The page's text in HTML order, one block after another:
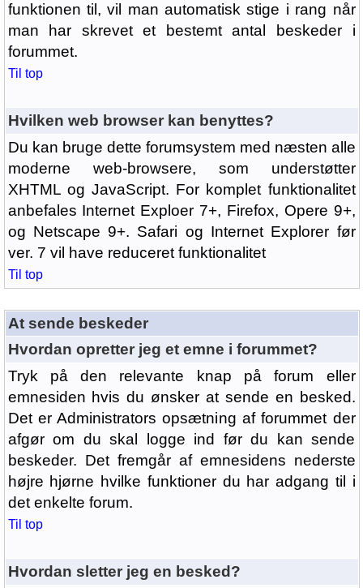
funktionen til, vil man automatisk stige i rang når
man har skrevet et bestemt antal beskeder i
forummet.
Til top
Hvilken web browser kan benyttes?
Du kan bruge dette forumsystem med næsten alle
moderne web-browsere, som understøtter
XHTML og JavaScript. For komplet funktionalitet
anbefales Internet Exploer 7+, Firefox, Opere 9+,
og Netscape 9+. Safari og Internet Explorer før
ver. 7 vil have reduceret funktionalitet
Til top
At sende beskeder
Hvordan opretter jeg et emne i forummet?
Tryk på den relevante knap på forum eller
emnesiden hvis du ønsker at sende en besked.
Det er Administrators opsætning af forummet der
afgør om du skal logge ind før du kan sende
beskeder. Det fremgår af emnesidens nederste
højre hjørne hvilke funktioner du har adgang til i
det enkelte forum.
Til top
Hvordan sletter jeg en besked?